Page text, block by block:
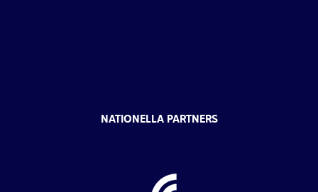
NATIONELLA PARTNERS